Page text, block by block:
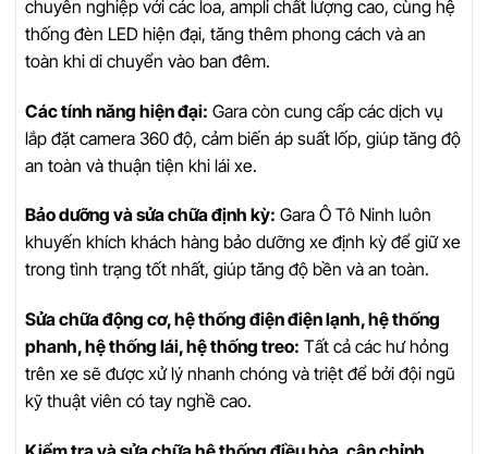
chuyên nghiệp với các loa, ampli chất lượng cao, cùng hệ
thống đèn LED hiện đại, tăng thêm phong cách và an
toàn khi di chuyển vào ban đêm.
Các tính năng hiện đại: Gara còn cung cấp các dịch vụ
lắp đặt camera 360 độ, cảm biến áp suất lốp, giúp tăng độ
an toàn và thuận tiện khi lái xe.
Bảo dưỡng và sửa chữa định kỳ: Gara Ô Tô Ninh luôn
khuyến khích khách hàng bảo dưỡng xe định kỳ để giữ xe
trong tình trạng tốt nhất, giúp tăng độ bền và an toàn.
Sửa chữa động cơ, hệ thống điện điện lạnh, hệ thống
phanh, hệ thống lái, hệ thống treo: Tất cả các hư hỏng
trên xe sẽ được xử lý nhanh chóng và triệt để bởi đội ngũ
kỹ thuật viên có tay nghề cao.